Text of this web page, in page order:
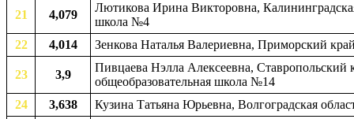
21 4,079
Лютикова Ирина Викторовна,
школа №4
22
4,014 Зенкова Наталья Валериевна, Приморский
23 3,9
Пивцаева Нэлла Алексеевна,
общеобразовательная школа №14
24
3,638
Кузина Татьяна Юрьевна, Волгоградская